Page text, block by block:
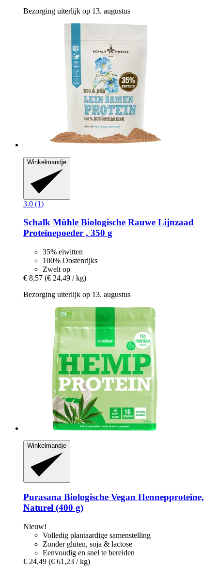
Bezorging uiterlijk op 13. augustus
Winkelmandje
3.0 (1)
Schalk Mühle Biologische Rauwe Lijnzaad
Proteïnepoeder , 350 g
35% eiwitten
100% Oostenrijks
Zwelt op
€ 8,57 (€ 24,49 / kg)
Bezorging uiterlijk op 13. augustus
Winkelmandje
Purasana Biologische Vegan Hennepproteïne,
Naturel (400 g)
Nieuw!
Volledig plantaardige samenstelling
Zonder gluten, soja & lactose
Eenvoudig en snel te bereiden
€ 24,49 (€ 61,23 / kg)